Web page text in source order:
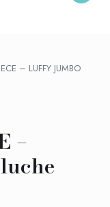
– LUFFY JUMBO
–